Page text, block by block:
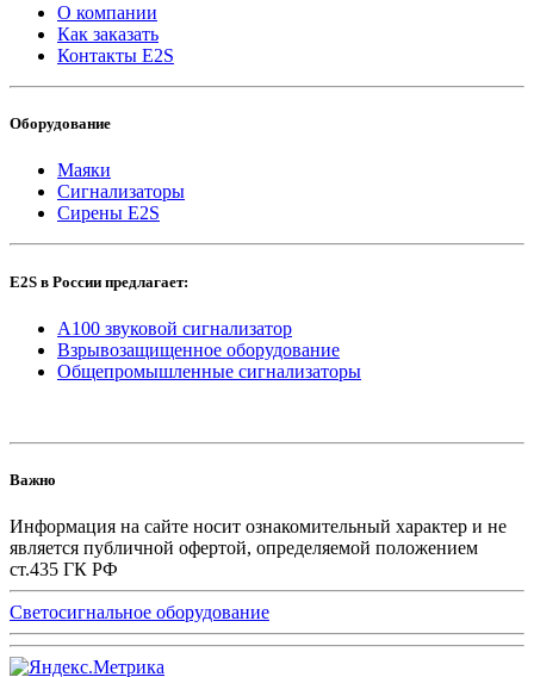
О компании
Как заказать
Контакты E2S
Оборудование
Маяки
Сигнализаторы
Сирены E2S
E2S в России предлагает:
A100 звуковой сигнализатор
Взрывозащищенное оборудование
Общепромышленные сигнализаторы
Важно
Информация на сайте носит ознакомительный характер и не
является публичной офертой, определяемой положением
ст.435 ГК РФ
Светосигнальное оборудование